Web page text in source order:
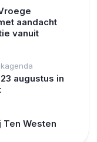
aandacht
vanuit
augustus in
Ten Westen